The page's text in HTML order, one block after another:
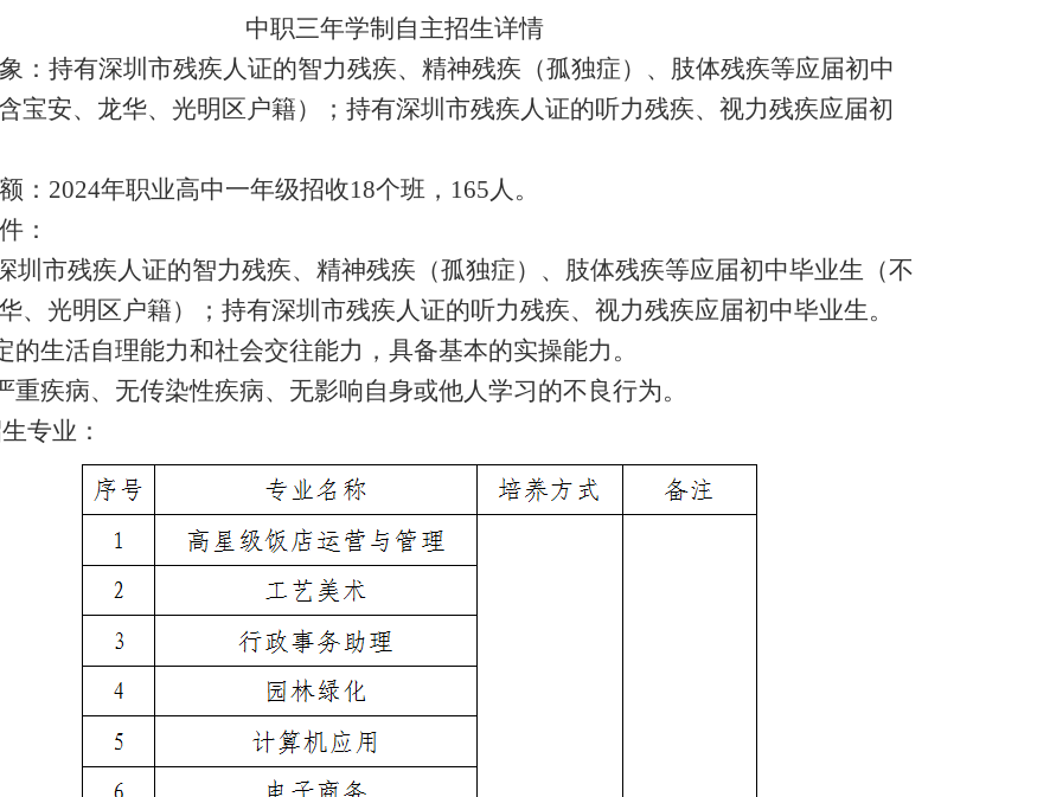
中职三年学制自主招生详情
：持有深圳市残疾人证的智力残疾、精神残疾（孤独症）、肢体残疾等应届初中
宝安、龙华、光明区户籍）；持有深圳市残疾人证的听力残疾、视力残疾应届初
：2024年职业高中一年级招收18个班，165人。
：
圳市残疾人证的智力残疾、精神残疾（孤独症）、肢体残疾等应届初中毕业生（不
、光明区户籍）；持有深圳市残疾人证的听力残疾、视力残疾应届初中毕业生。
的生活自理能力和社会交往能力，具备基本的实操能力。
重疾病、无传染性疾病、无影响自身或他人学习的不良行为。
业：